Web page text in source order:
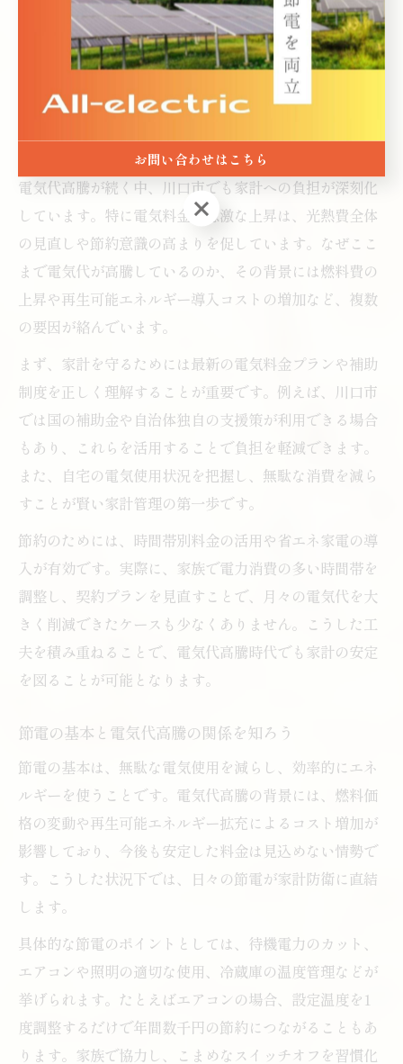
節電を実践するなら今！川口
市の賢い家計術
電気代高騰時代の賢い家計術を徹底解説
電気代高騰が続く中、川口市でも家計への負担が深刻化
しています。特に電気料金の急激な上昇は、光熱費全体
の見直しや節約意識の高まりを促しています。なぜここ
まで電気代が高騰しているのか、その背景には燃料費の
上昇や再生可能エネルギー導入コストの増加など、複数
の要因が絡んでいます。
まず、家計を守るためには最新の電気料金プランや補助
制度を正しく理解することが重要です。例えば、川口市
では国の補助金や自治体独自の支援策が利用できる場合
もあり、これらを活用することで負担を軽減できます。
また、自宅の電気使用状況を把握し、無駄な消費を減ら
すことが賢い家計管理の第一歩です。
節約のためには、時間帯別料金の活用や省エネ家電の導
入が有効です。実際に、家族で電力消費の多い時間帯を
調整し、契約プランを見直すことで、月々の電気代を大
きく削減できたケースも少なくありません。こうした工
夫を積み重ねることで、電気代高騰時代でも家計の安定
を図ることが可能となります。
節電の基本と電気代高騰の関係を知ろう
節電の基本は、無駄な電気使用を減らし、効率的にエネ
ルギーを使うことです。電気代高騰の背景には、燃料価
格の変動や再生可能エネルギー拡充によるコスト増加が
影響しており、今後も安定した料金は見込めない情勢で
す。こうした状況下では、日々の節電が家計防衛に直結
します。
具体的な節電のポイントとしては、待機電力のカット、
エアコンや照明の適切な使用、冷蔵庫の温度管理などが
挙げられます。たとえばエアコンの場合、設定温度を1
度調整するだけで年間数千円の節約につながることもあ
ります。家族で協力し、こまめなスイッチオフを習慣化
お問い合わせはこちら
お問い合わせはこちら